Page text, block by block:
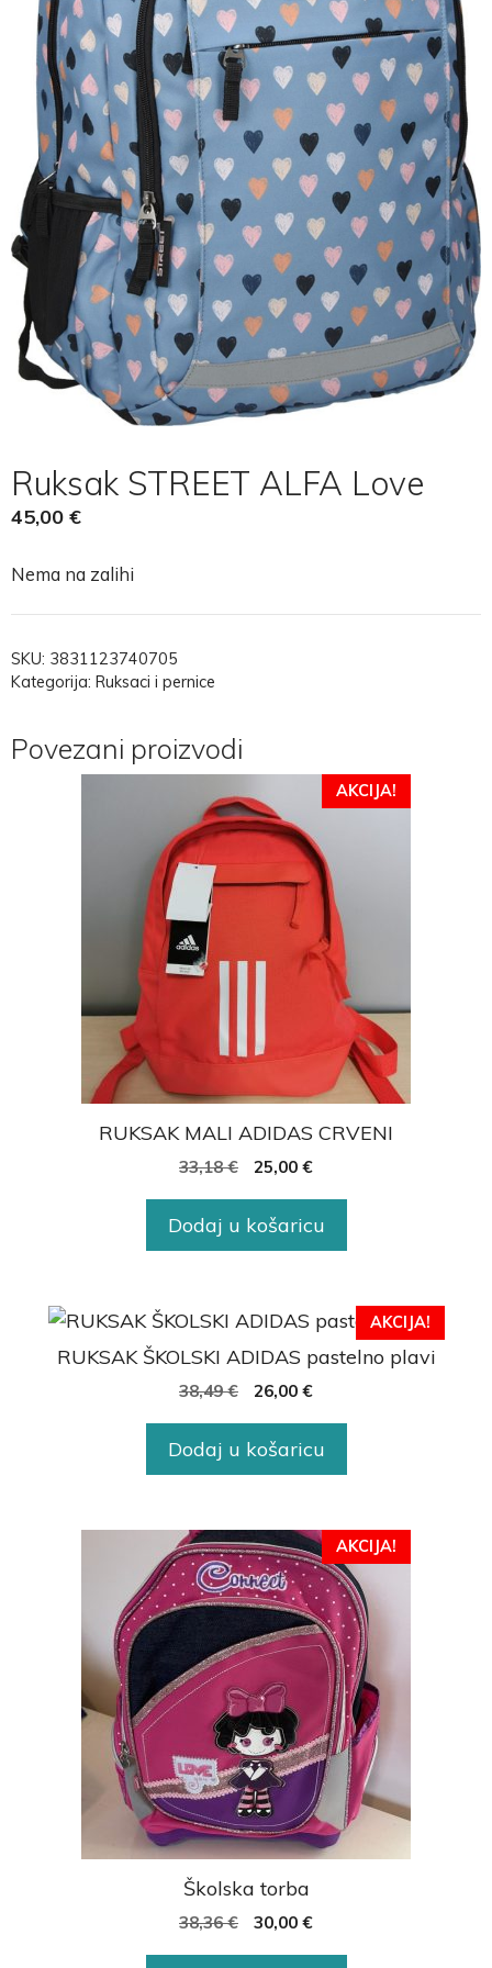
Ruksak STREET ALFA Love
45,00 €
Nema na zalihi
SKU: 3831123740705
Kategorija: Ruksaci i pernice
Povezani proizvodi
AKCIJA!
RUKSAK MALI ADIDAS CRVENI
33,18€ 25,00 €
Dodaj u košaricu
AKCIJA!
RUKSAK ŠKOLSKI ADIDAS pastelno plavi
38,49€ 26,00 €
Dodaj u košaricu
AKCIJA!
Školska torba
38,36€ 30,00 €